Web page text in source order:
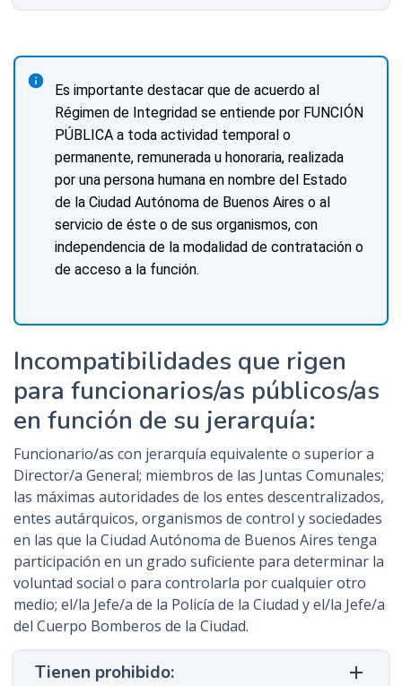
Es importante destacar que de acuerdo al
Régimen de Integridad se entiende por FUNCIÓN
PÚBLICA a toda actividad temporal o
permanente, remunerada u honoraria, realizada
por una persona humana en nombre del Estado
de la Ciudad Autónoma de Buenos Aires o al
servicio de éste o de sus organismos, con
independencia de la modalidad de contratación o
de acceso a la función.
Incompatibilidades que rigen
para funcionarios/as públicos/as
en función de su jerarquía:
Funcionario/as con jerarquía equivalente o superior a
Director/a General; miembros de las Juntas Comunales;
las máximas autoridades de los entes descentralizados,
entes autárquicos, organismos de control y sociedades
en las que la Ciudad Autónoma de Buenos Aires tenga
participación en un grado suficiente para determinar la
voluntad social o para controlarla por cualquier otro
medio; el/la Jefe/a de la Policía de la Ciudad y el/la Jefe/a
del Cuerpo Bomberos de la Ciudad.
Tienen prohibido: